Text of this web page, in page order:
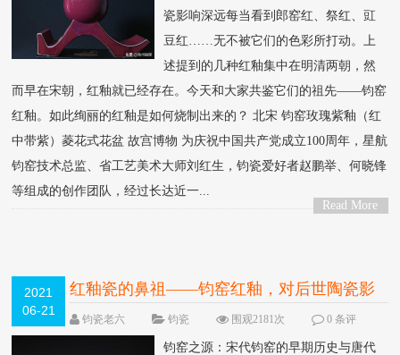
瓷影响深远每当看到郎窑红、祭红、豇
豆红……无不被它们的色彩所打动。上
述提到的几种红釉集中在明清两朝，然
而早在宋朝，红釉就已经存在。今天和大家共鉴它们的祖先——钧窑
红釉。如此绚丽的红釉是如何烧制出来的？ 北宋 钧窑玫瑰紫釉（红
中带紫）菱花式花盆 故宫博物 为庆祝中国共产党成立100周年，星航
钧窑技术总监、省工艺美术大师刘红生，钧瓷爱好者赵鹏举、何晓锋
等组成的创作团队，经过长达近一...
Read More
2021
06-21
红釉瓷的鼻祖——钧窑红釉，对后世陶瓷影
响深远
钧瓷老六 钧瓷 围观2181次
0 条评
论
钧窑之源：宋代钧窑的早期历史与唐代